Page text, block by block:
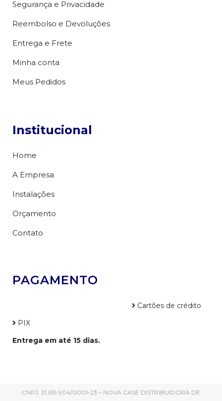
Segurança e Privacidade
Reembolso e Devoluções
Entrega e Frete
Minha conta
Meus Pedidos
Institucional
Home
A Empresa
Instalações
Orçamento
Contato
PAGAMENTO
Cartões de crédito
PIX
Entrega em até 15 dias.
CNPJ: 31.619.904/0001-23 – NOVA CASE DISTRIBUIDORA DE